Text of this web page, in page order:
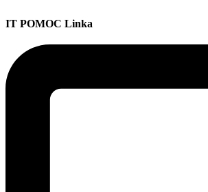
IT POMOC Linka